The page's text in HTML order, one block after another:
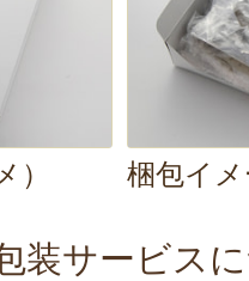
） 梱包イ
装サービス